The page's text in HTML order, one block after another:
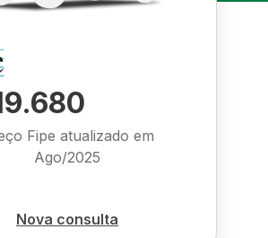
Fipe atualizado em
Ago/2025
Nova consulta